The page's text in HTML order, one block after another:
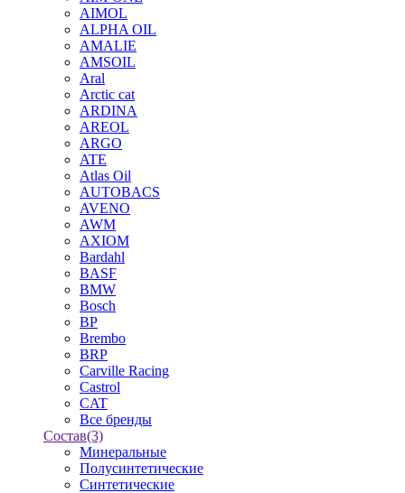
AIMOL
ALPHA OIL
AMALIE
AMSOIL
Aral
Arctic cat
ARDINA
AREOL
ARGO
ATE
Atlas Oil
AUTOBACS
AVENO
AWM
AXIOM
Bardahl
BASF
BMW
Bosch
BP
Brembo
BRP
Carville Racing
Castrol
CAT
Все бренды
Состав(3)
Минеральные
Полусинтетические
Синтетические